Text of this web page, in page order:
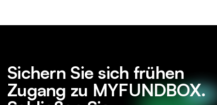
Sichern Sie sich frühen
Zugang zu MYFUNDBOX.